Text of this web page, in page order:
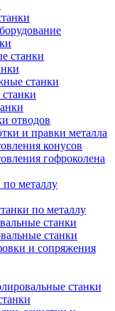
станки
станки
отводов
и правки металла
конусов
гофроколена
металлу
по металлу
станки
станки
и сопряжения
станки